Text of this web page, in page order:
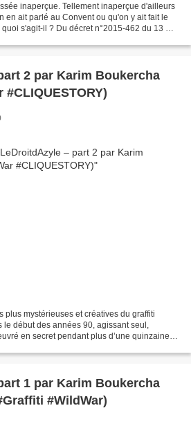
inaperçue. Tellement inaperçue d'ailleurs
en ait parlé au Convent ou qu'on y ait fait le
s'agit-il ? Du décret n°2015-462 du 13 mai
2 par Karim Boukercha
plus mystérieuses et créatives du graffiti
le début des années 90, agissant seul,
en secret pendant plus d’une quinzaine
1 par Karim Boukercha
#WildWar)